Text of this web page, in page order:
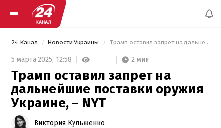
24 Канал Новости Украины Трамп оставил запрет на дальнейшие поставки оружия Украине, – NYT
5 марта 2025, 12:58 2 мин
Трамп оставил запрет на
дальнейшие поставки оружия
Украине, – NYT
Виктория Кульженко